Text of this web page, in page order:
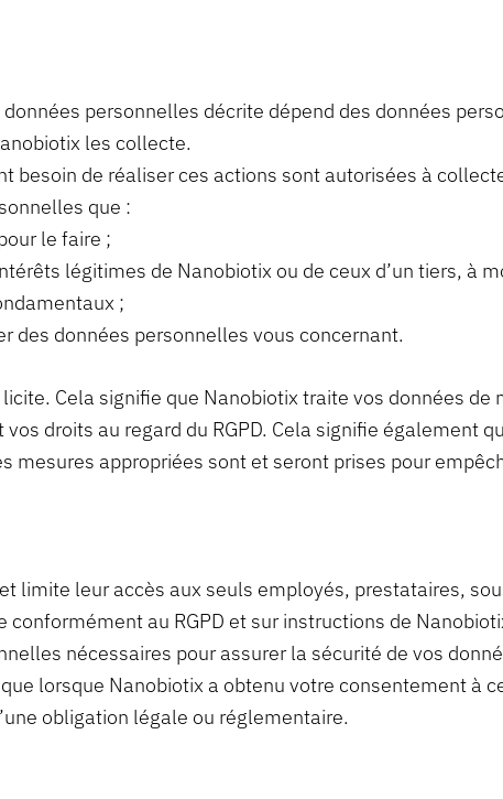
personnelles décrite dépend des données
les collecte.
besoin de réaliser ces actions sont autorisées à
que :
le faire ;
légitimes de Nanobiotix ou de ceux d’un tiers, à
;
des données personnelles vous concernant.
Cela signifie que Nanobiotix traite vos données de
droits au regard du RGPD. Cela signifie également
mesures appropriées sont et seront prises pour
limite leur accès aux seuls employés, prestataires,
au RGPD et sur instructions de
nécessaires pour assurer la sécurité de vos
lorsque Nanobiotix a obtenu votre consentement à
obligation légale ou réglementaire.